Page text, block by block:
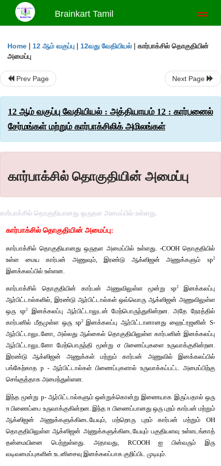
Brainkart Tamil
Home | 12 ஆம் வகுப்பு | 12வது வேதியியல் | கார்பாக்சில் தொகுதியின்
அமைப்பு
Prev Page Next Page
12 ஆம் வகுப்பு வேதியியல் : அத்தியாயம் 12 : கார்பனைல்
சேர்மங்கள் மற்றும் கார்பாக்சிலிக் அமிலங்கள்
கார்பாக்சில் தொகுதியின் அமைப்பு
கார்பாக்சில் தொகுதியானது ஒருதள அமைப்பில் உள்ளது.
கார்பாக்சில் தொகுதியின் அமைப்பு:
கார்பாக்சில் தொகுதியானது ஒருதள அமைப்பில் உள்ளது. -
உள்ள
மைய கார்பன் அணுவும் , இரண்டு ஆக்ஸிஜன்
இனக்கலப்பில் உள்ளன .
கார்பாக்சில் தொகுதியின் கார்பன் அணுவிலுள்ள மூன்று sp
ஆர்பிட்டால்களில் , இரண்டு
கார்பனில்
மீதமுள்ள ஒரு sp 2 இனக்கலப்பு ஆர்பிட்டானானது
ஆர்பிட்டாலுடனோ, அல்லது ஆல்கைல் தொகுதியிலுள்ள
ஆர்பிட்டாலுடனோ மேற்பொருந்தி மூன்று σ பிணைப்புகளை
இரண்டு
ஆக்ஸிஜன் அணுக்கள் மற்றும் கார்பன்
அணுவில்
பங்கேற்காத
ஆர்பிட்டால்கள் பிணைப்புகளால்